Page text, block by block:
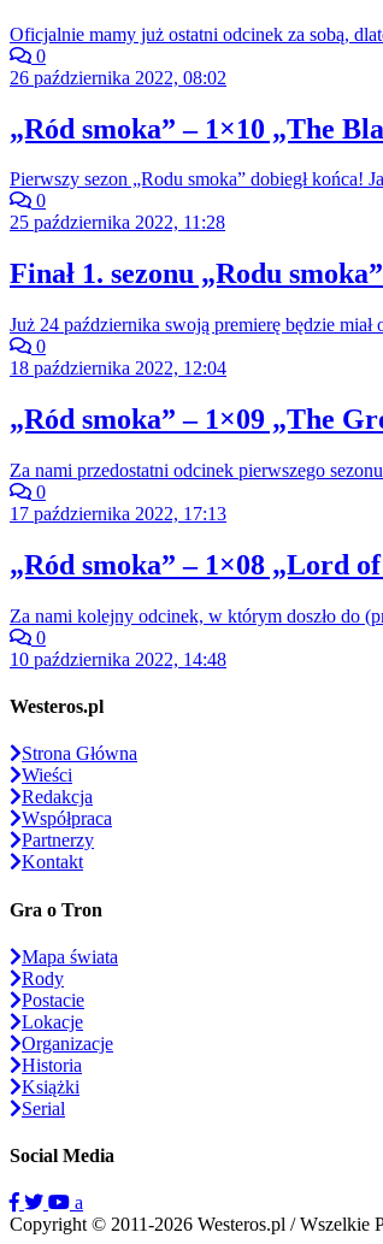
Oficjalnie mamy już ostatni odcinek za sobą,
0
26 października 2022, 08:02
„Ród smoka” – 1×10 „The
Pierwszy sezon „Rodu smoka” dobiegł końca!
0
25 października 2022, 11:28
Finał 1. sezonu „Rodu
Już 24 października swoją premierę będzie
0
18 października 2022, 12:04
„Ród smoka” – 1×09 „The
Za nami przedostatni odcinek pierwszego
0
17 października 2022, 17:13
„Ród smoka” – 1×08 „Lord
Za nami kolejny odcinek, w którym doszło do
0
10 października 2022, 14:48
Westeros.pl
Strona Główna
Wieści
Redakcja
Współpraca
Partnerzy
Kontakt
Gra o Tron
Mapa świata
Rody
Postacie
Lokacje
Organizacje
Historia
Książki
Serial
Social Media
a
Copyright © 2011-2026 Westeros.pl / Wszelkie